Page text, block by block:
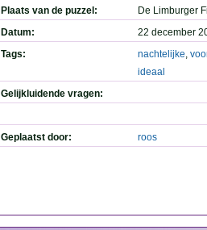
Plaats van de puzzel:
De Limburger
Datum:
22 december
Tags:
nachtelijke,
ideaal
Gelijkluidende vragen:
Geplaatst door: roos